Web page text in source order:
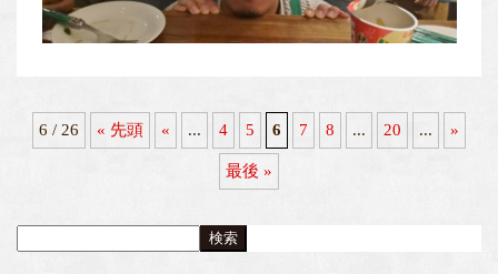
6 / 26 « 先頭 « ... 4 5 6 7 8 ... 20 ... »
最後 »
検索